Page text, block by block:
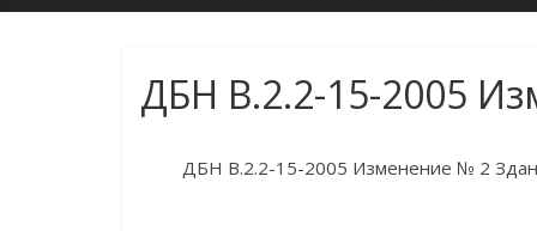
ДБН В.2.2-15-2005
ДБН В.2.2-15-2005 Изменение № 2